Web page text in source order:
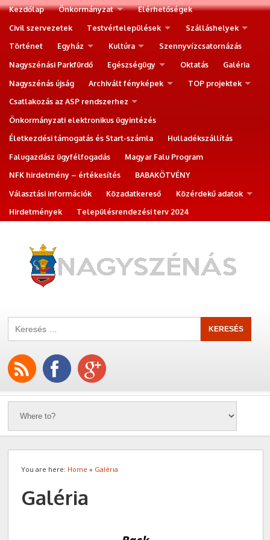
Kezdőlap Önkormányzat
Elérhetőségek
Civil szervezetek
Testvértelepülések
Szálláshelyek
Történet
Egyház Kultúra
Szennyvízcsatornázás
Nagyszénási Parkfürdő
Egészségügy Oktatás
Galéria
Nagyszénás újság
Archivált fényképek
TOP projektek
Csatlakozás az ASP rendszerhez
Önkormányzati elektronikus ügyintézés
Életkezdési támogatás és Start-számla
Hulladékszállítás
Falugazdász ügyfélfogadás
Magyar Falu Program
NFK hirdetmény – értékesítés
BABAKÖTVÉNY
Választási információk
Közadatkereső
Közérdekű adatok
Hirdetmények
Településrendezési terv 2024
You are here: Home » Galéria
Galéria